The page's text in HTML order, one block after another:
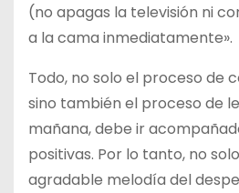
(no apagas la televisión ni
a la cama inmediatamente».
Todo, no solo el proceso de
sino también el proceso de
mañana, debe ir
positivas. Por lo tanto, no
agradable melodía del